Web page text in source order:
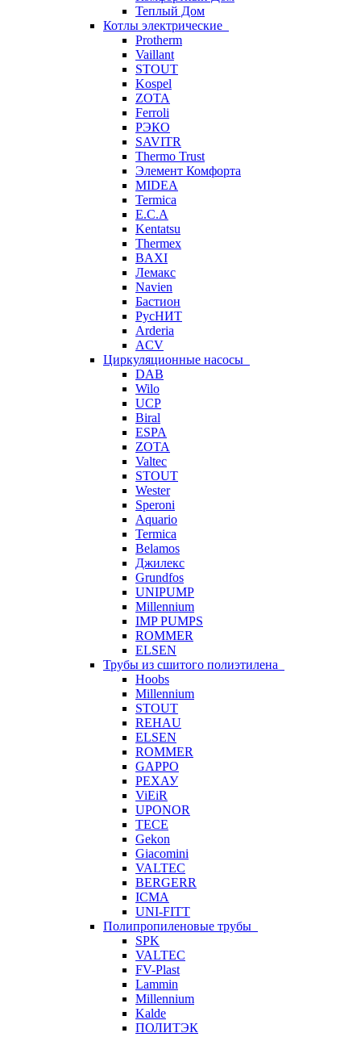
Теплый Дом
Котлы электрические
Protherm
Vaillant
STOUT
Kospel
ZOTA
Ferroli
РЭКО
SAVITR
Thermo Trust
Элемент Комфорта
MIDEA
Termica
E.C.A
Kentatsu
Thermex
BAXI
Лемакс
Navien
Бастион
РусНИТ
Arderia
ACV
Циркуляционные насосы
DAB
Wilo
UCP
Biral
ESPA
ZOTA
Valtec
STOUT
Wester
Speroni
Aquario
Termica
Belamos
Джилекс
Grundfos
UNIPUMP
Millennium
IMP PUMPS
ROMMER
ELSEN
Трубы из сшитого полиэтилена
Hoobs
Millennium
STOUT
REHAU
ELSEN
ROMMER
GAPPO
РЕХАУ
ViEiR
UPONOR
TECE
Gekon
Giacomini
VALTEC
BERGERR
ICMA
UNI-FITT
Полипропиленовые трубы
SPK
VALTEC
FV-Plast
Lammin
Millennium
Kalde
ПОЛИТЭК